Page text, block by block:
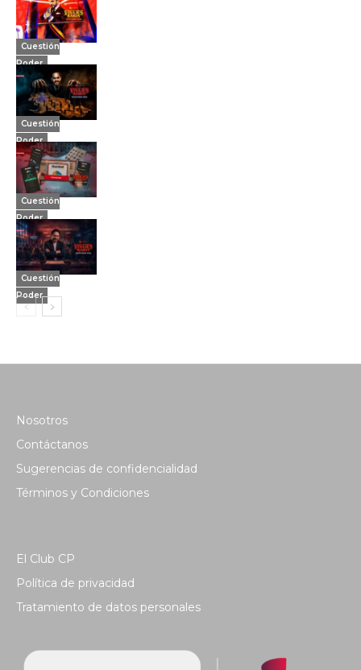
Cuestión
Poder
Cuestión
Poder
Cuestión
Poder
Cuestión
Poder
Nosotros
Contáctanos
Sugerencias de confidencialidad
Términos y Condiciones
El Club CP
Política de privacidad
Tratamiento de datos personales